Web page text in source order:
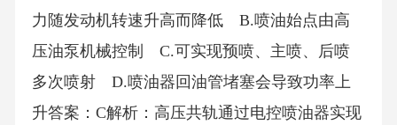
力随发动机转速升高而降低 B.喷油始点由高
压油泵机械控制 C.可实现预喷、主喷、后喷
多次喷射 D.喷油器回油管堵塞会导致功率上
升答案：C解析：高压共轨通过电控喷油器实现